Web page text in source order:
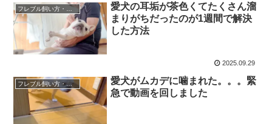
フレブル飼い方・しつけ
愛犬の耳垢が茶色くてたくさん溜
まりがちだったのが1週間で解決
した方法
2025.09.29
フレブル飼い方・しつけ
愛犬がムカデに噛まれた。。。緊
急で動画を回しました